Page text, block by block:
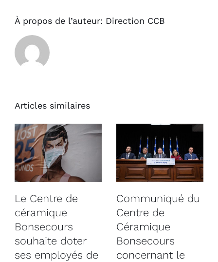
À propos de l’auteur: Direction CCB
Articles similaires
Le Centre de
céramique
Bonsecours
souhaite doter
ses employés de
Communiqué du
Centre de
Céramique
Bonsecours
concernant le